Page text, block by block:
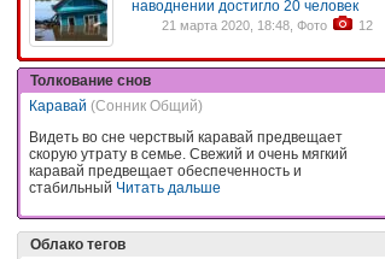
наводнении достигло 20 человек
21 марта 2020, 18:48, Фото 12
Толкование снов
Каравай (Сонник Общий)
Видеть во сне черствый каравай предвещает
скорую утрату в семье. Свежий и очень мягкий
каравай предвещает обеспеченность и
стабильный Читать дальше
Облако тегов